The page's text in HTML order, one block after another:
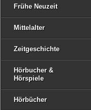
Frühe Neuzeit
Mittelalter
Zeitgeschichte
Hörbucher &
Hörspiele
Hörbücher